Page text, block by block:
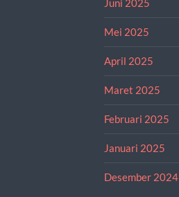
Mei 2025
April 2025
Maret 2025
Februari 2025
Januari 2025
Desember 2024